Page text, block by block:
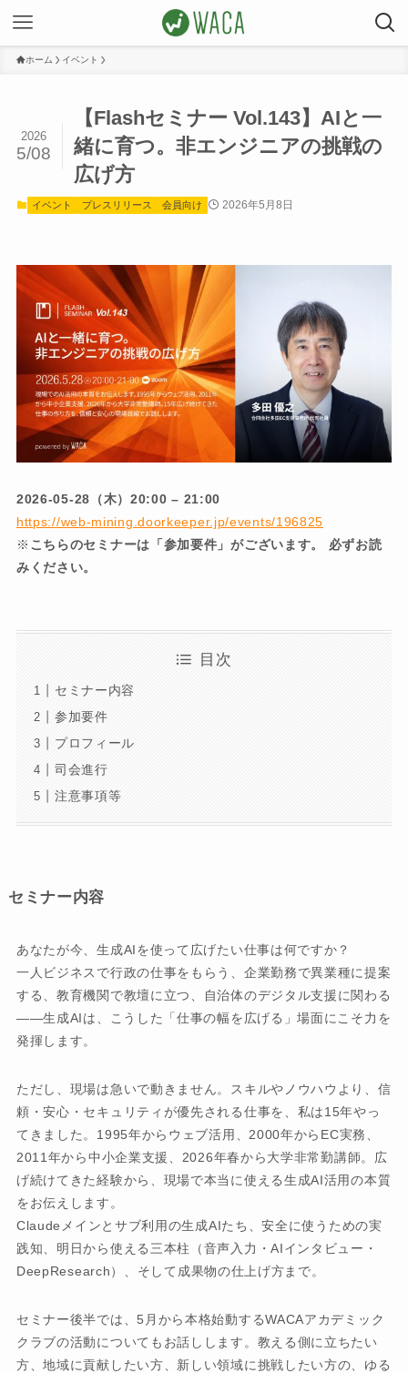
ホーム イベント
【Flashセミナー Vol.143】AIと一
緒に育つ。非エンジニアの挑戦の
広げ方
2026
5/08
イベント プレスリリース 会員向け 2026年5月8日
2026-05-28（木）20:00 – 21:00
https://web-mining.doorkeeper.jp/events/196825
※ こちらのセミナーは「参加要件」がございます。 必ずお読
みください。
目次
セミナー内容
参加要件
プロフィール
司会進行
注意事項等
セミナー内容
あなたが今、生成AIを使って広げたい仕事は何ですか？
一人ビジネスで行政の仕事をもらう、企業勤務で異業種に提案
する、教育機関で教壇に立つ、自治体のデジタル支援に関わる
――生成AIは、こうした「仕事の幅を広げる」場面にこそ力を
発揮します。
ただし、現場は急いで動きません。スキルやノウハウより、信
頼・安心・セキュリティが優先される仕事を、私は15年やっ
てきました。1995年からウェブ活用、2000年からEC実務、
2011年から中小企業支援、2026年春から大学非常勤講師。広
げ続けてきた経験から、現場で本当に使える生成AI活用の本質
をお伝えします。
Claudeメインとサブ利用の生成AIたち、安全に使うための実
践知、明日から使える三本柱（音声入力・AIインタビュー・
DeepResearch）、そして成果物の仕上げ方まで。
セミナー後半では、5月から本格始動するWACAアカデミック
クラブの活動についてもお話しします。教える側に立ちたい
方、地域に貢献したい方、新しい領域に挑戦したい方の、ゆる